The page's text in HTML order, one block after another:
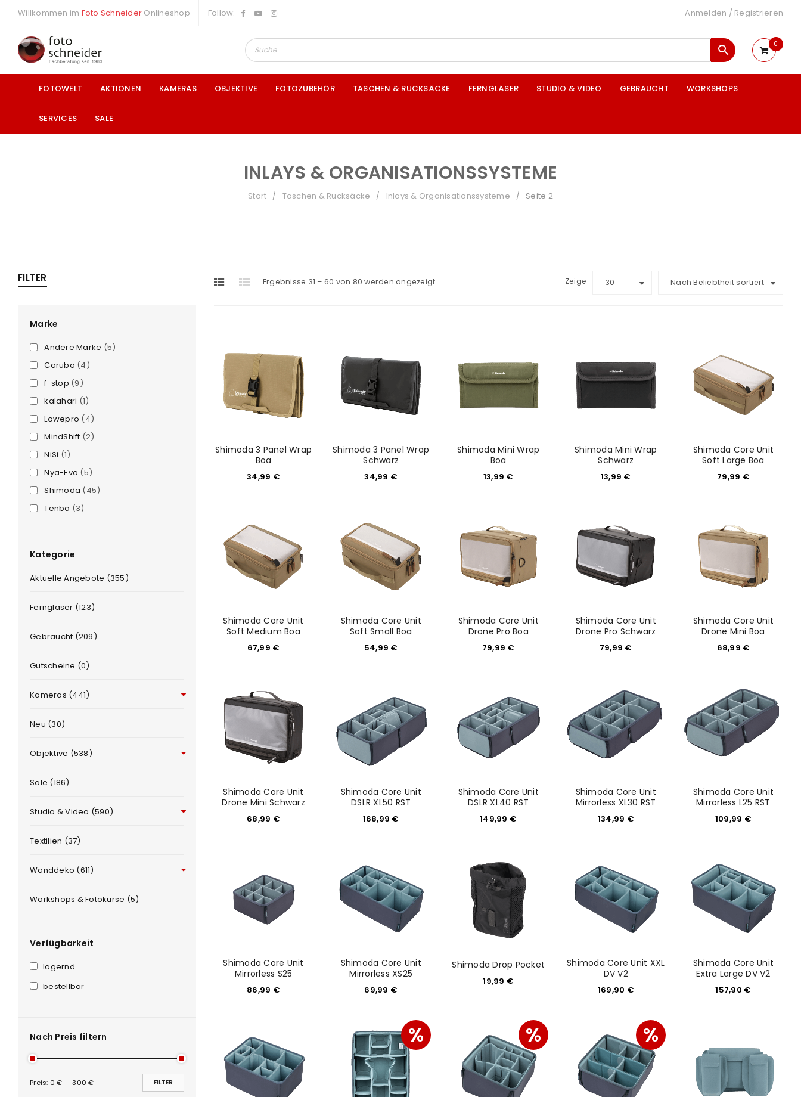
ANMELDEN
Anmeldeformular geschützt durch
WP Captcha
Angemeldet bleiben
ANMELDEN
REGISTRIEREN
E-Mail-Adresse*
Ein Link zum Erstellen eines neuen Passworts wird an deine E-
NEWSLETTER ABONNIEREN
Please select all the ways you would like to hear from us
Ich stimme zu
Willkommen im Foto Schneider Onlineshop Follow: Anmelden / Registrieren
0
FOTOWELT AKTIONEN KAMERAS OBJEKTIVE FOTOZUBEHÖR TASCHEN & RUCKSÄCKE FERNGLÄSER STUDIO & VIDEO GEBRAUCHT WORKSHOPS
SERVICES SALE
INLAYS & ORGANISATIONSSYSTEME
Start / Taschen & Rucksäcke / Inlays & Organisationssysteme / Seite 2
FILTER
Marke
Andere Marke (5)
Caruba (4)
f-stop (9)
kalahari (1)
Lowepro (4)
MindShift (2)
NiSi (1)
Nya-Evo (5)
Shimoda (45)
Tenba (3)
Kategorie
Aktuelle Angebote (355)
Ferngläser (123)
Gebraucht (209)
Gutscheine (0)
Kameras (441)
Neu (30)
Objektive (538)
Sale (186)
Studio & Video (590)
Textilien (37)
Wanddeko (611)
Workshops & Fotokurse (5)
Verfügbarkeit
lagernd
bestellbar
Nach Preis filtern
FILTER
Preis: 0 € —300 €
Ergebnisse 31 – 60 von 80 werden angezeigt Nach Beliebtheit sortiert
Zeige 30
Shimoda 3 Panel Wrap
Boa
34,99 €
Shimoda 3 Panel Wrap
Schwarz
34,99 €
Shimoda Mini Wrap
Boa
13,99 €
Shimoda Mini Wrap
Schwarz
13,99 €
Shimoda Core Unit
Soft Large Boa
79,99 €
Shimoda Core Unit
Soft Medium Boa
67,99 €
Shimoda Core Unit
Soft Small Boa
54,99 €
Shimoda Core Unit
Drone Pro Boa
79,99 €
Shimoda Core Unit
Drone Pro Schwarz
79,99 €
Shimoda Core Unit
Drone Mini Boa
68,99 €
Shimoda Core Unit
Drone Mini Schwarz
68,99 €
Shimoda Core Unit
DSLR XL50 RST
168,99 €
Shimoda Core Unit
DSLR XL40 RST
149,99 €
Shimoda Core Unit
Mirrorless XL30 RST
134,99 €
Shimoda Core Unit
Mirrorless L25 RST
109,99 €
Shimoda Core Unit
Mirrorless S25
86,99 €
Shimoda Core Unit
Mirrorless XS25
69,99 €
Shimoda Drop Pocket
19,99 €
Shimoda Core Unit XXL
DV V2
169,90 €
Shimoda Core Unit
Extra Large DV V2
157,90 €
% % %